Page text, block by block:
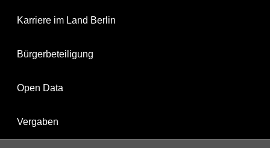
Karriere im Land Berlin
Bürgerbeteiligung
Open Data
Vergaben